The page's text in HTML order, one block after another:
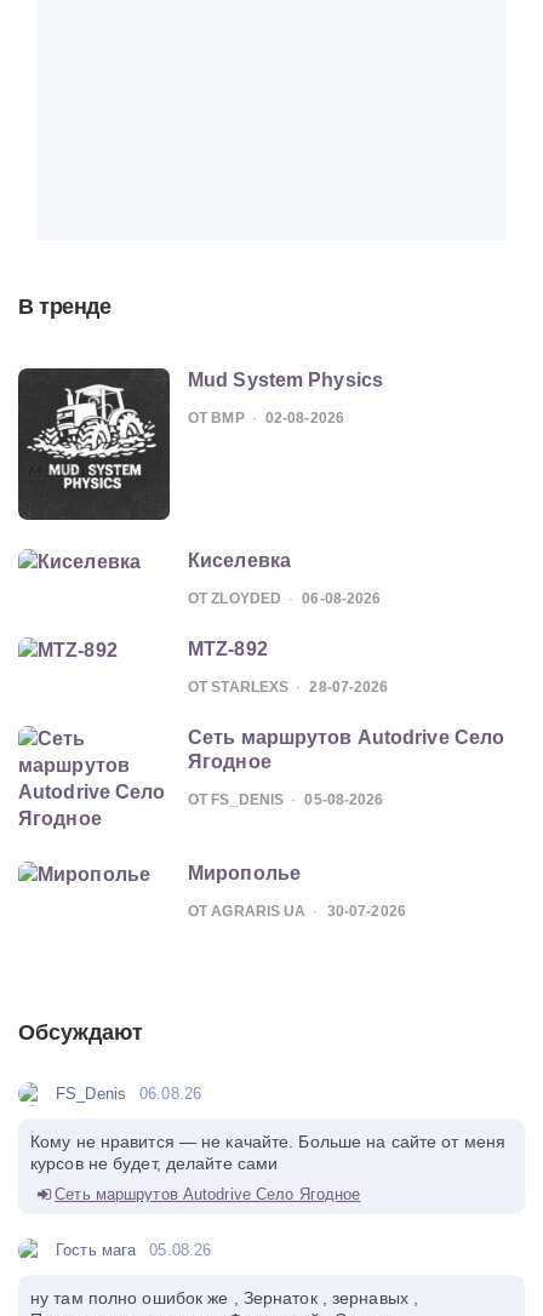
В тренде
Mud System Physics
ОТ BMP 02-08-2026
Киселевка
ОТ ZLOYDED 06-08-2026
MTZ-892
ОТ STARLEXS 28-07-2026
Сеть маршрутов Autodrive Село
Ягодное
ОТ FS_DENIS 05-08-2026
Мирополье
ОТ AGRARIS UA 30-07-2026
Обсуждают
FS_Denis 06.08.26
Кому не нравится — не качайте. Больше на сайте от меня
курсов не будет, делайте сами
Сеть маршрутов Autodrive Село Ягодное
Гость мага 05.08.26
ну там полно ошибок же , Зернаток , зернавых ,